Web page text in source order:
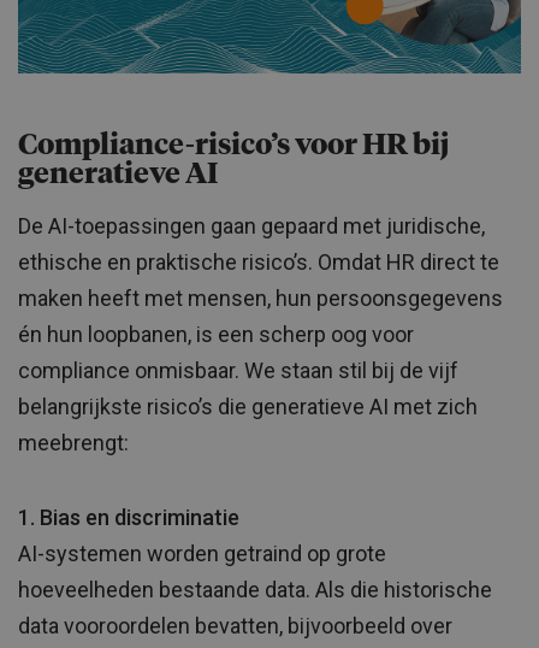
Compliance-risico’s voor HR bij
generatieve AI
De AI-toepassingen gaan gepaard met juridische,
ethische en praktische risico’s. Omdat HR direct te
maken heeft met mensen, hun persoonsgegevens
én hun loopbanen, is een scherp oog voor
compliance onmisbaar. We staan stil bij de vijf
belangrijkste risico’s die generatieve AI met zich
meebrengt:
1. Bias en discriminatie
AI-systemen worden getraind op grote
hoeveelheden bestaande data. Als die historische
data vooroordelen bevatten, bijvoorbeeld over